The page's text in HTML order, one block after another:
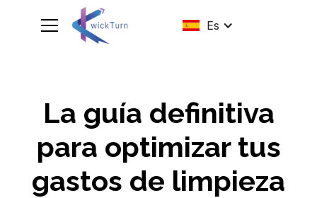
Es
La guía definitiva
para optimizar tus
gastos de limpieza